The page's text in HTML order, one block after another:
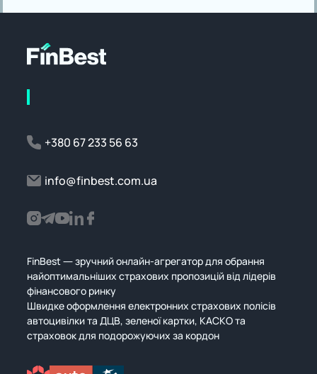
+380 67 233 56 63
info@finbest.com.ua
FinBest — зручний онлайн-агрегатор для обрання
найоптимальніших страхових пропозицій від лідерів
фінансового ринку
Швидке оформлення електронних страхових полісів
автоцивілки та ДЦВ, зеленої картки, КАСКО та
страховок для подорожуючих за кордон